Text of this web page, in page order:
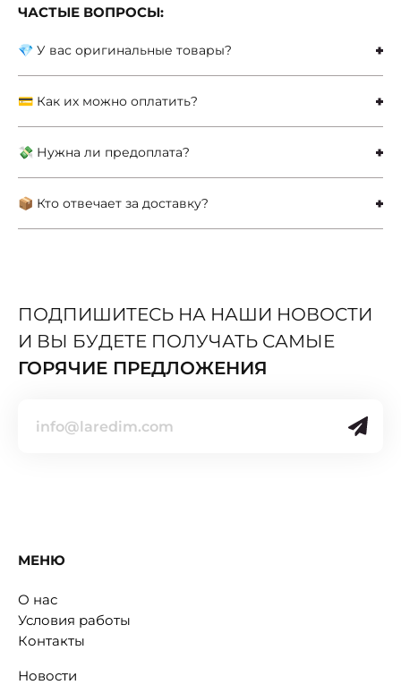
ЧАСТЫЕ ВОПРОСЫ:
💎 У вас оригинальные товары?
💳 Как их можно оплатить?
💸 Нужна ли предоплата?
📦 Кто отвечает за доставку?
ПОДПИШИТЕСЬ НА НАШИ НОВОСТИ
И ВЫ БУДЕТЕ ПОЛУЧАТЬ САМЫЕ
ГОРЯЧИЕ ПРЕДЛОЖЕНИЯ
МЕНЮ
О нас
Условия работы
Контакты
Новости